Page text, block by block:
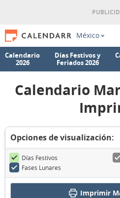
México
Calendario
2026
Días Festivos y
Feriados 2026
Calendario
Opciones de visualización:
Días Festivos
Fases Lunares
Imprimir